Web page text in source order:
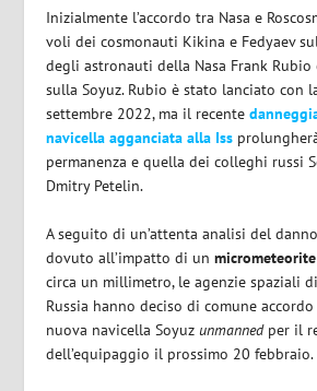
Inizialmente l’accordo tra Nasa e
voli dei cosmonauti Kikina e Fedyaev
degli astronauti della Nasa Frank Rubio
sulla Soyuz. Rubio è stato lanciato con
settembre 2022, ma il recente
navicella agganciata alla Iss
permanenza e quella dei colleghi russi
Dmitry Petelin.
A seguito di un’attenta analisi del
dovuto all’impatto di unmicrometeorite
circa un millimetro, le agenzie spaziali
Russia hanno deciso di comune
nuova navicella Soyuzunmannedper il
dell’equipaggio il prossimo 20 febbraio.